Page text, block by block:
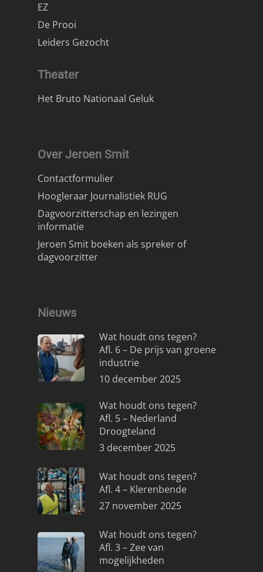
EZ
De Prooi
Leiders Gezocht
Theater
Het Bruto Nationaal Geluk
Over Jeroen Smit
Contactformulier
Hoogleraar Journalistiek RUG
Dagvoorzitterschap en lezingen
informatie
Jeroen Smit boeken als spreker of
dagvoorzitter
Nieuws
Wat houdt ons tegen?
Afl. 6 – De prijs van groene
industrie
10 december 2025
Wat houdt ons tegen?
Afl. 5 – Nederland
Droogteland
3 december 2025
Wat houdt ons tegen?
Afl. 4 – Klerenbende
27 november 2025
Wat houdt ons tegen?
Afl. 3 – Zee van
mogelijkheden